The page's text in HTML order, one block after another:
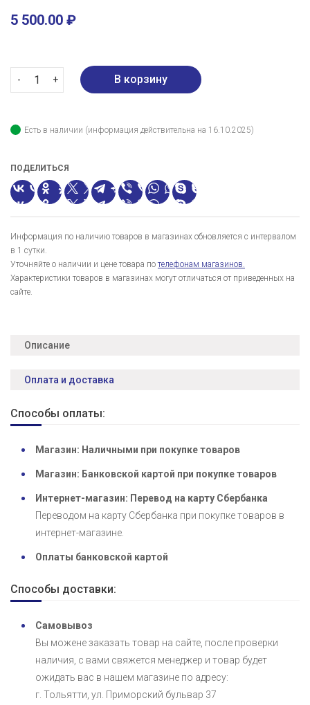
5 500.00 ₽
- +
Есть в наличии (информация действительна на 16.10.2025)
ПОДЕЛИТЬСЯ
Информация по наличию товаров в магазинах обновляется с интервалом
в 1 сутки.
Уточняйте о наличии и цене товара по телефонам магазинов.
Характеристики товаров в магазинах могут отличаться от приведенных на
сайте.
Описание
Оплата и доставка
Способы оплаты:
Магазин: Наличными при покупке товаров
Магазин: Банковской картой при покупке товаров
Интернет-магазин: Перевод на карту Сбербанка
Переводом на карту Сбербанка при покупке товаров в
интернет-магазине.
Оплаты банковской картой
Способы доставки:
Самовывоз
Вы можене заказать товар на сайте, после проверки
наличия, с вами свяжется менеджер и товар будет
ожидать вас в нашем магазине по адресу:
г. Тольятти, ул. Приморский бульвар 37